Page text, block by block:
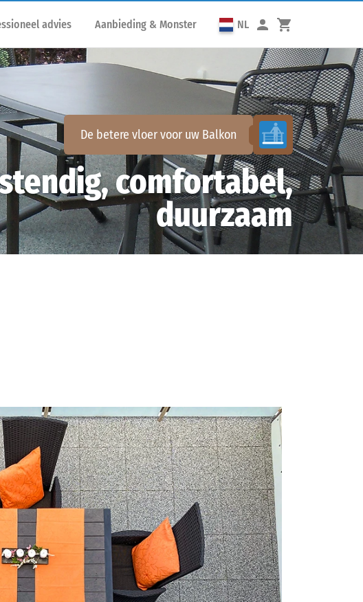
advies Aanbieding & Monster NL
De betere vloer voor uw Balkon
comfortabel,
duurzaam